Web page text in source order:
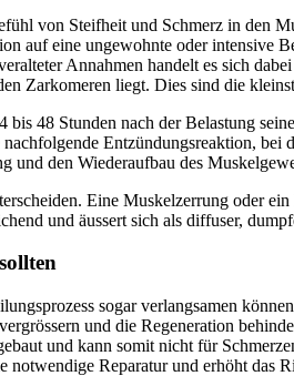
von Steifheit und Schmerz in den
auf eine ungewohnte oder intensive
Annahmen handelt es sich
Zarkomeren liegt. Dies sind die
48 Stunden nach der Belastung
Entzündungsreaktion,
und den Wiederaufbau des
Eine Muskelzerrung oder
und äussert sich als diffuser,
sogar verlangsamen
und die Regeneration
und kann somit nicht für
Reparatur und erhöht das